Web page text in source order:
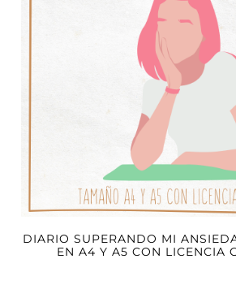
DIARIO SUPERANDO MI
EN A4 Y A5 CON LICENCIA